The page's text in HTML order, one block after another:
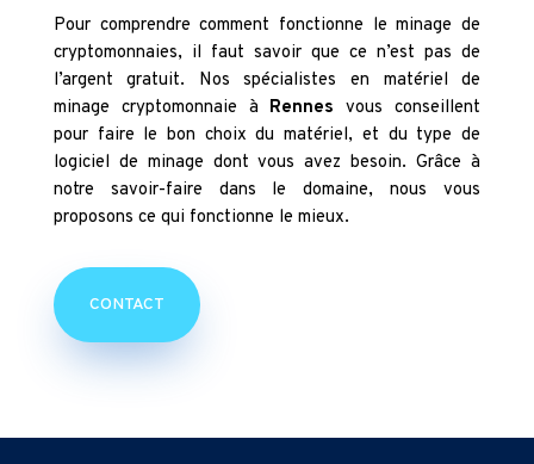
Pour comprendre comment fonctionne le minage de
cryptomonnaies, il faut savoir que ce n’est pas de
l’argent gratuit. Nos spécialistes en matériel de
minage cryptomonnaie à Rennes vous conseillent
pour faire le bon choix du matériel, et du type de
logiciel de minage dont vous avez besoin. Grâce à
notre savoir-faire dans le domaine, nous vous
proposons ce qui fonctionne le mieux.
CONTACT